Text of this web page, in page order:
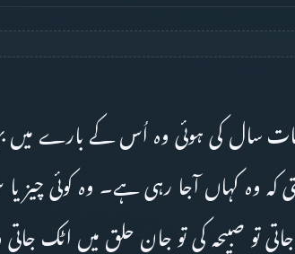
سال کی ہوئی وہ اُس کے بارے میں
کہ وہ کہاں آجا رہی ہے۔ وہ کوئی چیز یا
تو صبیحہ کی تو جان حلق میں اٹک